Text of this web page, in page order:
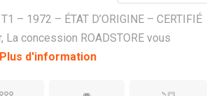
– 1972 – ÉTAT D’ORIGINE – CERTIFIÉ
La concession ROADSTORE vous
Plus d'information